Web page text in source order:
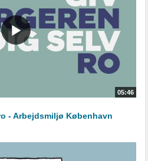
05:46
- Arbejdsmiljø København